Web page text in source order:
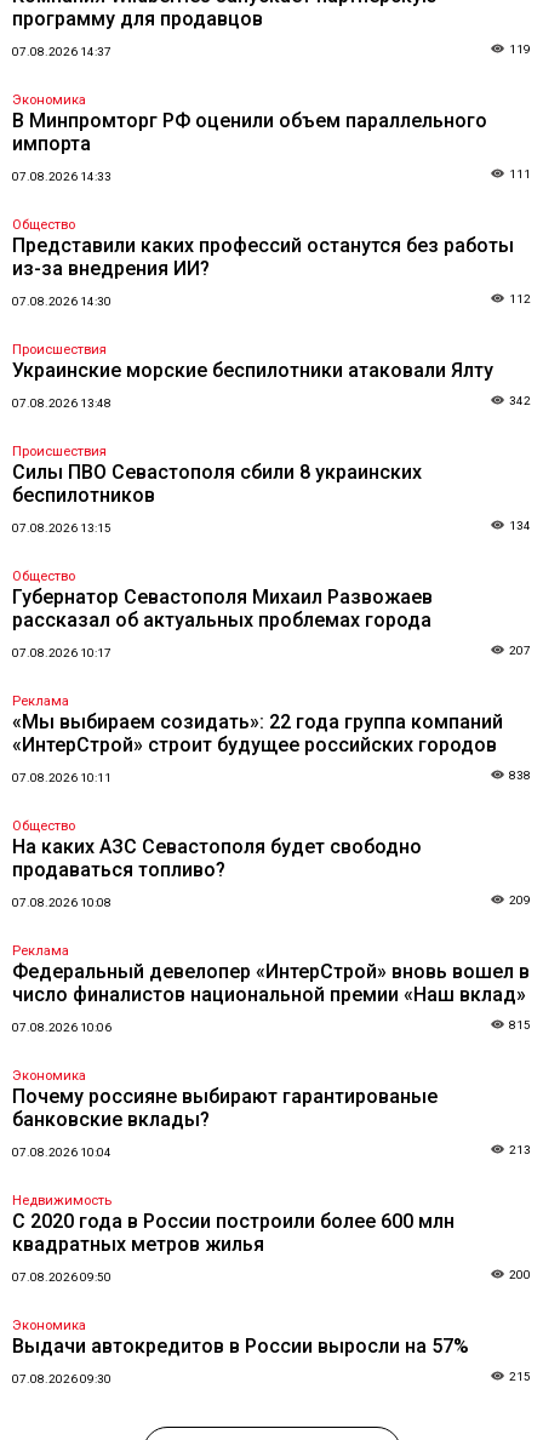
программу для продавцов
07.08.2026 14:37 119
Экономика
В Минпромторг РФ оценили объем параллельного
импорта
07.08.2026 14:33 111
Общество
Представили каких профессий останутся без работы
из-за внедрения ИИ?
07.08.2026 14:30 112
Происшествия
Украинские морские беспилотники атаковали Ялту
07.08.2026 13:48 342
Происшествия
Силы ПВО Севастополя сбили 8 украинских
беспилотников
07.08.2026 13:15 134
Общество
Губернатор Севастополя Михаил Развожаев
рассказал об актуальных проблемах города
07.08.2026 10:17 207
Реклама
«Мы выбираем созидать»: 22 года группа компаний
«ИнтерСтрой» строит будущее российских городов
07.08.2026 10:11 838
Общество
На каких АЗС Севастополя будет свободно
продаваться топливо?
07.08.2026 10:08 209
Реклама
Федеральный девелопер «ИнтерСтрой» вновь вошел в
число финалистов национальной премии «Наш вклад»
07.08.2026 10:06 815
Экономика
Почему россияне выбирают гарантированые
банковские вклады?
07.08.2026 10:04 213
Недвижимость
С 2020 года в России построили более 600 млн
квадратных метров жилья
07.08.2026 09:50 200
Экономика
Выдачи автокредитов в России выросли на 57%
07.08.2026 09:30 215